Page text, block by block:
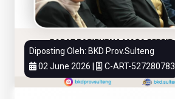
Diposting Oleh: BKD Prov.Sulteng
02 June 2026 |
C-ART-527280783